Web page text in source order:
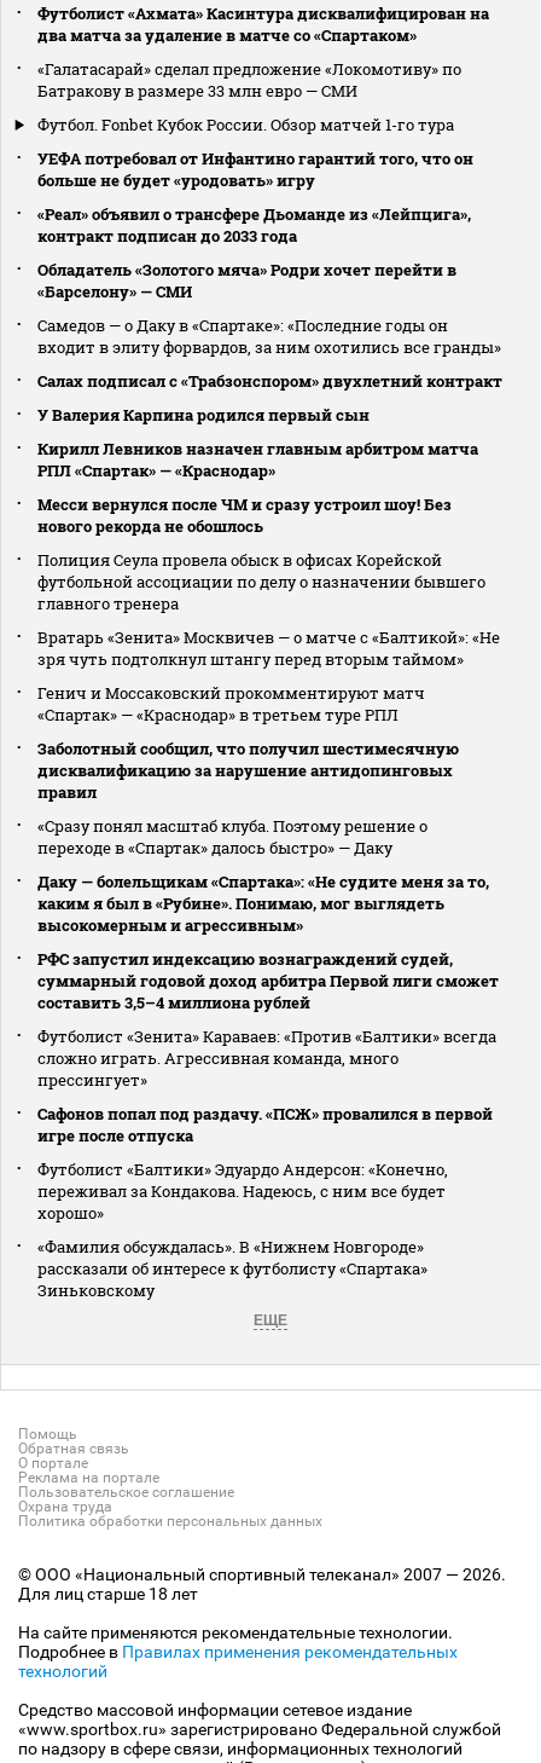
Футболист «Ахмата» Касинтура дисквалифицирован на
два матча за удаление в матче со «Спартаком»
«Галатасарай» сделал предложение «Локомотиву» по
Батракову в размере 33 млн евро — СМИ
Футбол. Fonbet Кубок России. Обзор матчей 1-го тура
УЕФА потребовал от Инфантино гарантий того, что он
больше не будет «уродовать» игру
«Реал» объявил о трансфере Дьоманде из «Лейпцига»,
контракт подписан до 2033 года
Обладатель «Золотого мяча» Родри хочет перейти в
«Барселону» — СМИ
Самедов — о Даку в «Спартаке»: «Последние годы он
входит в элиту форвардов, за ним охотились все гранды»
Салах подписал с «Трабзонспором» двухлетний контракт
У Валерия Карпина родился первый сын
Кирилл Левников назначен главным арбитром матча
РПЛ «Спартак» — «Краснодар»
Месси вернулся после ЧМ и сразу устроил шоу! Без
нового рекорда не обошлось
Полиция Сеула провела обыск в офисах Корейской
футбольной ассоциации по делу о назначении бывшего
главного тренера
Вратарь «Зенита» Москвичев — о матче с «Балтикой»: «Не
зря чуть подтолкнул штангу перед вторым таймом»
Генич и Моссаковский прокомментируют матч
«Спартак» — «Краснодар» в третьем туре РПЛ
Заболотный сообщил, что получил шестимесячную
дисквалификацию за нарушение антидопинговых
правил
«Сразу понял масштаб клуба. Поэтому решение о
переходе в «Спартак» далось быстро» — Даку
Даку — болельщикам «Спартака»: «Не судите меня за то,
каким я был в «Рубине». Понимаю, мог выглядеть
высокомерным и агрессивным»
РФС запустил индексацию вознаграждений судей,
суммарный годовой доход арбитра Первой лиги сможет
составить 3,5–4 миллиона рублей
Футболист «Зенита» Караваев: «Против «Балтики» всегда
сложно играть. Агрессивная команда, много
прессингует»
Сафонов попал под раздачу. «ПСЖ» провалился в первой
игре после отпуска
Футболист «Балтики» Эдуардо Андерсон: «Конечно,
переживал за Кондакова. Надеюсь, с ним все будет
хорошо»
«Фамилия обсуждалась». В «Нижнем Новгороде»
рассказали об интересе к футболисту «Спартака»
Зиньковскому
ЕЩЕ
Помощь
Обратная связь
О портале
Реклама на портале
Пользовательское соглашение
Охрана труда
Политика обработки персональных данных
© ООО «Национальный спортивный телеканал» 2007 — 2026.
Для лиц старше 18 лет
На сайте применяются рекомендательные технологии.
Подробнее в Правилах применения рекомендательных
технологий
Средство массовой информации сетевое издание
«www.sportbox.ru» зарегистрировано Федеральной службой
по надзору в сфере связи, информационных технологий